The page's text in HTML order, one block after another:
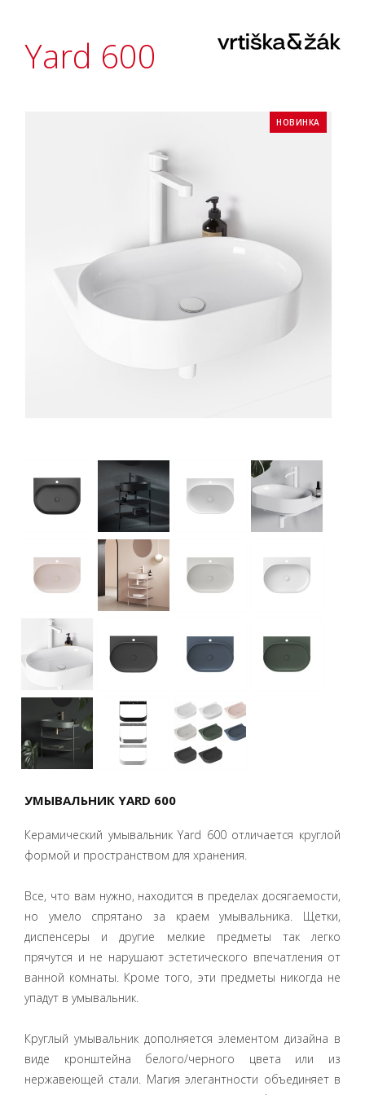
Yard 600
НОВИНКА
УМЫВАЛЬНИК YARD 600
Керамический умывальник Yard 600 отличается круглой
формой и пространством для хранения.
Все, что вам нужно, находится в пределах досягаемости,
но умело спрятано за краем умывальника. Щетки,
диспенсеры и другие мелкие предметы так легко
прячутся и не нарушают эстетического впечатления от
ванной комнаты. Кроме того, эти предметы никогда не
упадут в умывальник.
Круглый умывальник дополняется элементом дизайна в
виде кронштейна белого/черного цвета или из
нержавеющей стали. Магия элегантности объединяет в